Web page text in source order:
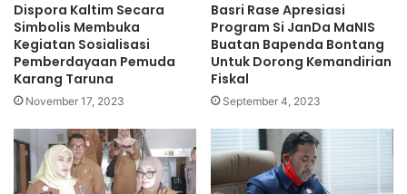
Dispora Kaltim Secara
Simbolis Membuka
Kegiatan Sosialisasi
Pemberdayaan Pemuda
Karang Taruna
November 17, 2023
Basri Rase Apresiasi
Program Si JanDa MaNIS
Buatan Bapenda Bontang
Untuk Dorong Kemandirian
Fiskal
September 4, 2023